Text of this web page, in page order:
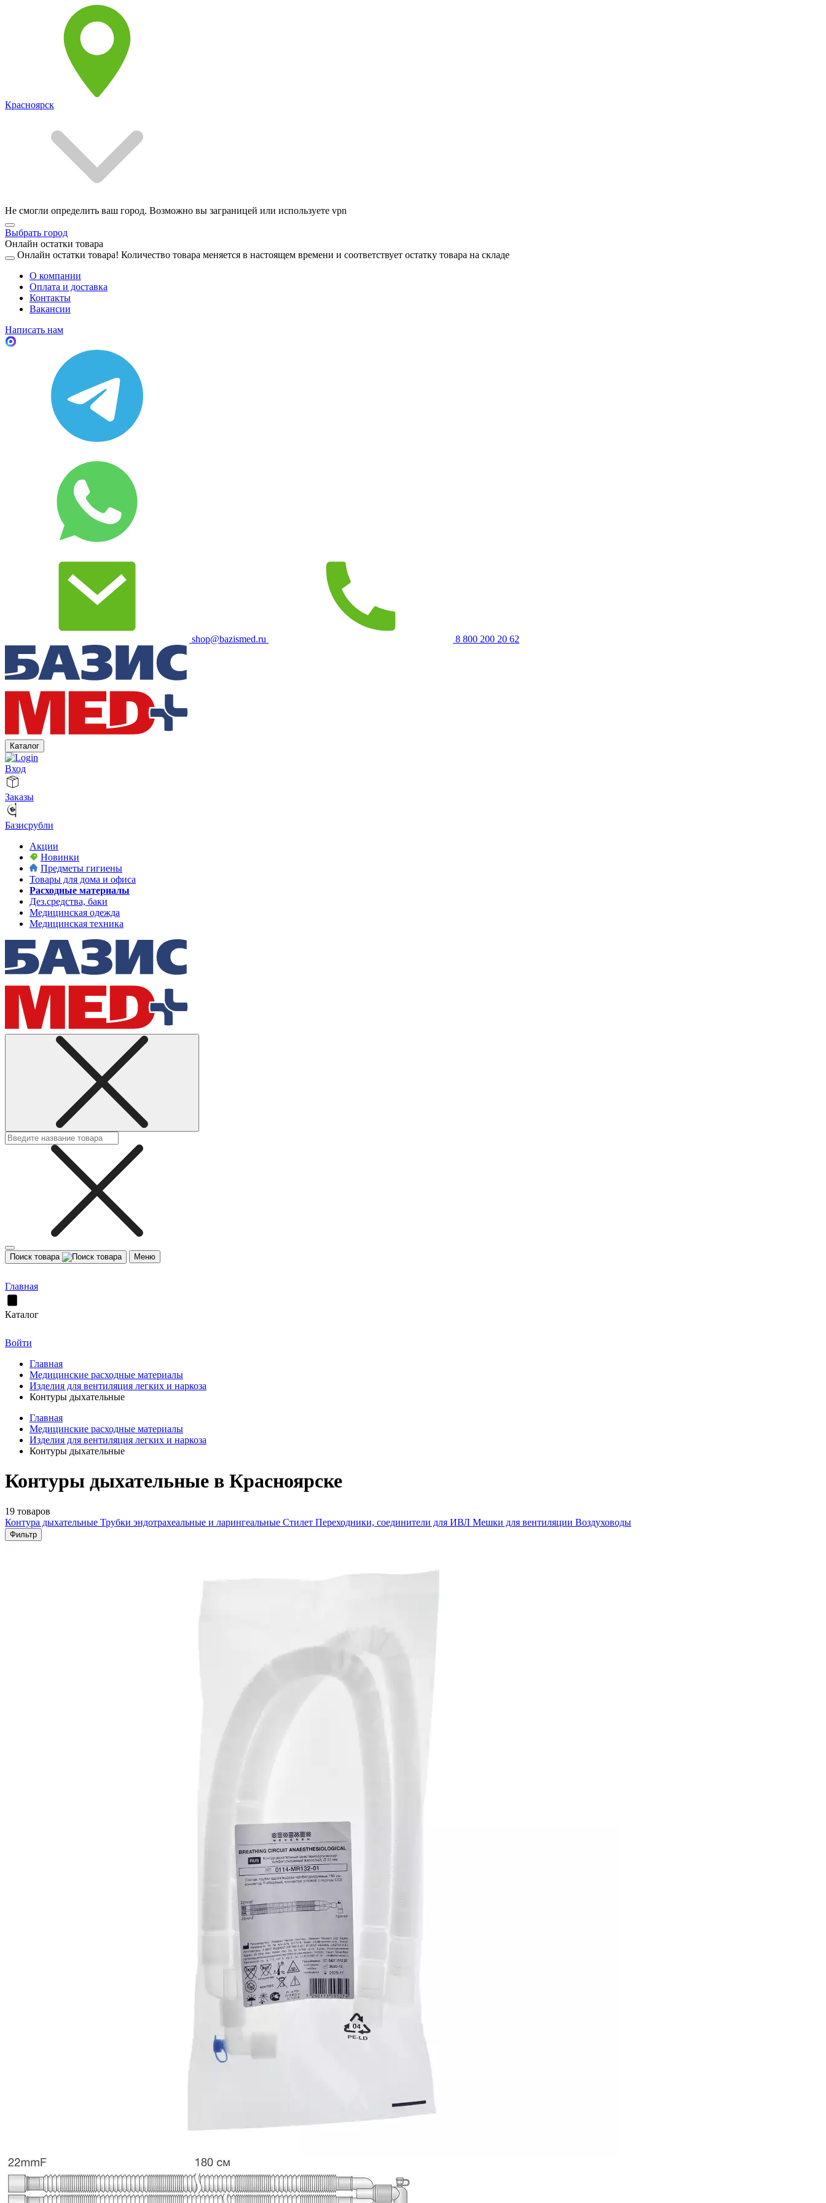
Красноярск
Не смогли определить ваш город. Возможно вы заграницей или используете vpn
Выбрать город
Онлайн остатки товара
Онлайн остатки товара! Количество товара меняется в настоящем времени и соответствует остатку товара на складе
О компании
Оплата и доставка
Контакты
Вакансии
Написать нам
shop@bazismed.ru 8 800 200 20 62
Каталог
Вход
Заказы
Базисрубли
Акции
Новинки
Предметы гигиены
Товары для дома и офиса
Расходные материалы
Дез.средства, баки
Медицинская одежда
Медицинская техника
Поиск товара Меню
Главная
Каталог
Войти
Главная
Медицинские расходные материалы
Изделия для вентиляция легких и наркоза
Контуры дыхательные
Главная
Медицинские расходные материалы
Изделия для вентиляция легких и наркоза
Контуры дыхательные
Контуры дыхательные в Красноярске
19 товаров
Контура дыхательные Трубки эндотрахеальные и ларингеальные Стилет Переходники, соединители для ИВЛ Мешки для вентиляции Воздуховоды
Фильтр